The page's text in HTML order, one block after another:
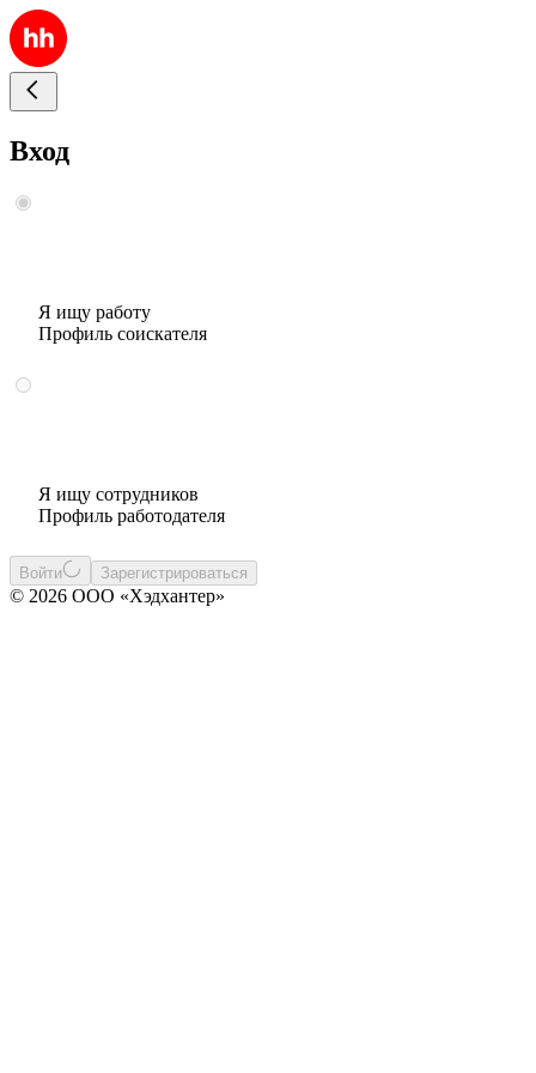
Вход
Я ищу работу
Профиль соискателя
Я ищу сотрудников
Профиль работодателя
Войти Зарегистрироваться
© 2026 ООО «Хэдхантер»